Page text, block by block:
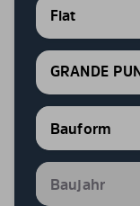
Fiat
GRANDE